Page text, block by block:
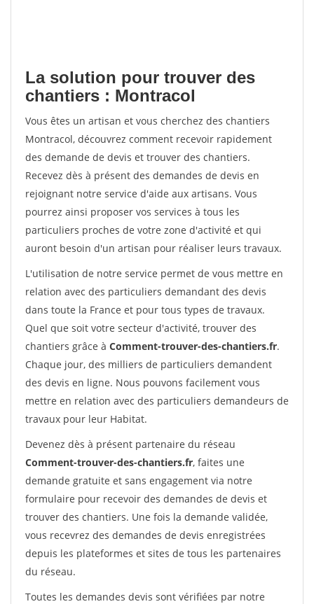
La solution pour trouver des
chantiers : Montracol
Vous êtes un artisan et vous cherchez des chantiers
Montracol, découvrez comment recevoir rapidement
des demande de devis et trouver des chantiers.
Recevez dès à présent des demandes de devis en
rejoignant notre service d'aide aux artisans. Vous
pourrez ainsi proposer vos services à tous les
particuliers proches de votre zone d'activité et qui
auront besoin d'un artisan pour réaliser leurs travaux.
L'utilisation de notre service permet de vous mettre en
relation avec des particuliers demandant des devis
dans toute la France et pour tous types de travaux.
Quel que soit votre secteur d'activité, trouver des
chantiers grâce à Comment-trouver-des-chantiers.fr.
Chaque jour, des milliers de particuliers demandent
des devis en ligne. Nous pouvons facilement vous
mettre en relation avec des particuliers demandeurs de
travaux pour leur Habitat.
Devenez dès à présent partenaire du réseau
Comment-trouver-des-chantiers.fr, faites une
demande gratuite et sans engagement via notre
formulaire pour recevoir des demandes de devis et
trouver des chantiers. Une fois la demande validée,
vous recevrez des demandes de devis enregistrées
depuis les plateformes et sites de tous les partenaires
du réseau.
Toutes les demandes devis sont vérifiées par notre